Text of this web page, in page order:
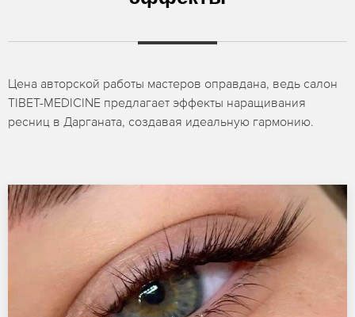
Цена авторской работы мастеров оправдана, ведь салон
TIBET-MEDICINE предлагает эффекты наращивания
ресниц в Дарганата, создавая идеальную гармонию.